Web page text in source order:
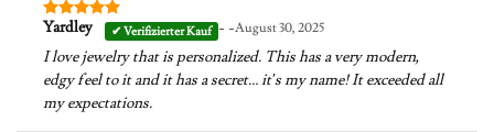
Bewertet
von
5
Yardley - -August 30, 2025
I love jewelry that is personalized. This has a very modern,
edgy feel to it and it has a secret… it’s my name! It exceeded all
my expectations.